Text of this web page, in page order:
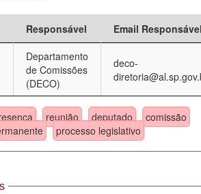
Responsável
Email
Departamento
de Comissões
(DECO)
deco-
reunião deputado
comissão
processo legislativo